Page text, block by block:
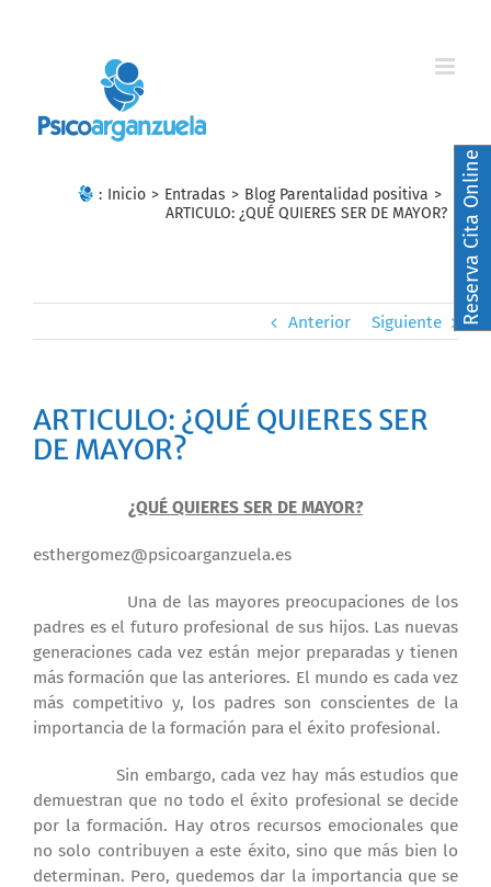
: Inicio > Entradas > Blog Parentalidad positiva >
ARTICULO: ¿QUÉ QUIERES SER DE MAYOR?
Anterior Siguiente
ARTICULO: ¿QUÉ QUIERES SER
DE MAYOR?
¿QUÉ QUIERES SER DE MAYOR?
esthergomez@psicoarganzuela.es
Una de las mayores preocupaciones de los
padres es el futuro profesional de sus hijos. Las nuevas
generaciones cada vez están mejor preparadas y tienen
más formación que las anteriores. El mundo es cada vez
más competitivo y, los padres son conscientes de la
importancia de la formación para el éxito profesional.
Sin embargo, cada vez hay más estudios que
demuestran que no todo el éxito profesional se decide
por la formación. Hay otros recursos emocionales que
no solo contribuyen a este éxito, sino que más bien lo
determinan. Pero, quedemos dar la importancia que se
Reserva Cita Online